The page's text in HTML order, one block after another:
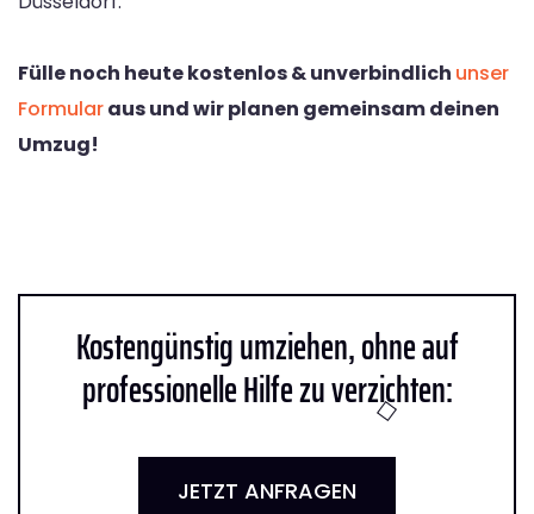
Fülle noch heute kostenlos & unverbindlich unser
Formularaus und wir planen gemeinsam deinen
Umzug!
Kostengünstig umziehen, ohne auf
professionelle Hilfe zu verzichten:
JETZT ANFRAGEN